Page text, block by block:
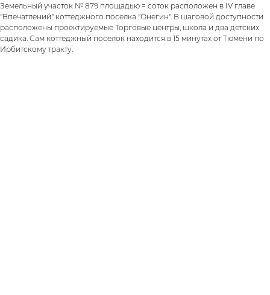
Земельный участок № 879 площадью = соток расположен в IV главе
"Впечатлений" коттеджного поселка "Онегин". В шаговой доступности
расположены проектируемые Торговые центры, школа и два детских
садика. Сам коттеджный поселок находится в 15 минутах от Тюмени по
Ирбитскому тракту.